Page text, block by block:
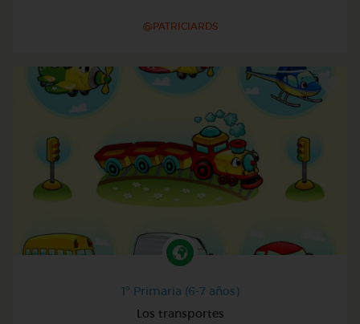
@PATRICIARDS
1º Primaria (6-7 años)
Los transportes